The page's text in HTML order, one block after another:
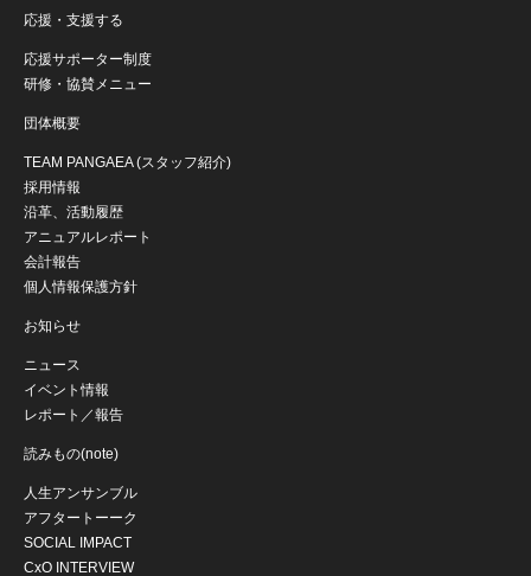
応援・支援する
応援サポーター制度
研修・協賛メニュー
団体概要
TEAM PANGAEA (スタッフ紹介)
採用情報
沿革、活動履歴
アニュアルレポート
会計報告
個人情報保護方針
お知らせ
ニュース
イベント情報
レポート／報告
読みもの(note)
人生アンサンブル
アフタートーーク
SOCIAL IMPACT
CxO INTERVIEW